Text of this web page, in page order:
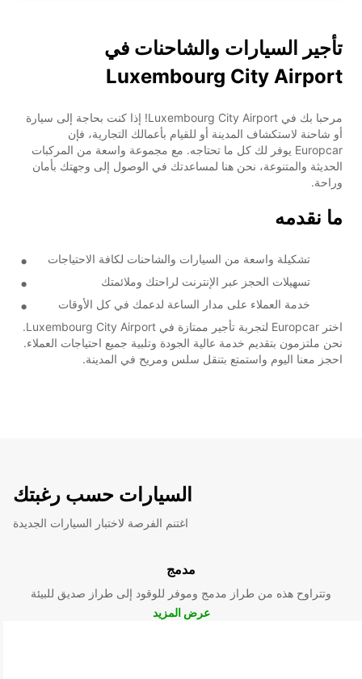
تأجير السيارات والشاحنات في
Luxembourg City Airport
مرحبا بك في Luxembourg City Airport! إذا كنت بحاجة إلى سيارة
أو شاحنة لاستكشاف المدينة أو للقيام بأعمالك التجارية، فإن
Europcar يوفر لك كل ما تحتاجه. مع مجموعة واسعة من المركبات
الحديثة والمتنوعة، نحن هنا لمساعدتك في الوصول إلى وجهتك بأمان
وراحة.
ما نقدمه
تشكيلة واسعة من السيارات والشاحنات لكافة الاحتياجات
تسهيلات الحجز عبر الإنترنت لراحتك وملائمتك
خدمة العملاء على مدار الساعة لدعمك في كل الأوقات
اختر Europcar لتجربة تأجير ممتازة في Luxembourg City Airport.
نحن ملتزمون بتقديم خدمة عالية الجودة وتلبية جميع احتياجات العملاء.
احجز معنا اليوم واستمتع بتنقل سلس ومريح في المدينة.
السيارات حسب رغبتك
اغتنم الفرصة لاختبار السيارات الجديدة
مدمج
وتتراوح هذه من طراز مدمج وموفر للوقود إلى طراز صديق للبيئة
عرض المزيد